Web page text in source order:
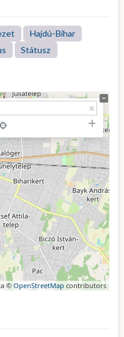
Hajdú-Bihar
Státusz
©OpenStreetMap contributors